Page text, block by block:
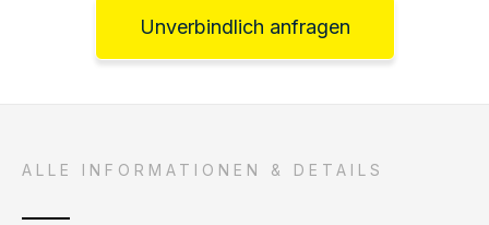
Unverbindlich anfragen
ALLE INFORMATIONEN & DETAILS